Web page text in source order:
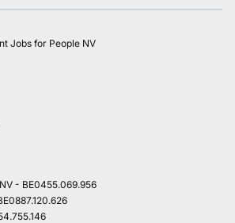
Jobs for People NV
- BE0455.069.956